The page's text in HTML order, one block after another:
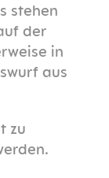
stehen
der
in
aus
zu